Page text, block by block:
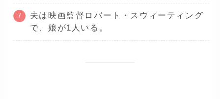
夫は映画監督ロバート・スウィーティング
で、娘が1人いる。